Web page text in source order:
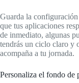
Guarda la
que tus aplicaciones
de inmediato, algunas
tendrás un ciclo claro y
acompaña a tu jornada.
Personaliza el fondo de